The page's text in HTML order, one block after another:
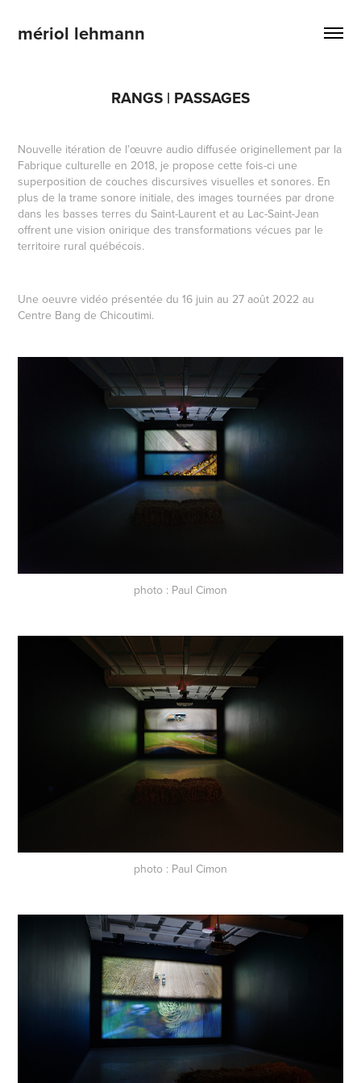
mériol lehmann
RANGS | PASSAGES
Nouvelle itération de l’œuvre audio diffusée originellement par la
Fabrique culturelle en 2018, je propose cette fois-ci une
superposition de couches discursives visuelles et sonores. En
plus de la trame sonore initiale, des images tournées par drone
dans les basses terres du Saint-Laurent et au Lac-Saint-Jean
offrent une vision onirique des transformations vécues par le
territoire rural québécois.
Une oeuvre vidéo présentée du 16 juin au 27 août 2022 au
Centre Bang de Chicoutimi.
photo : Paul Cimon
photo : Paul Cimon